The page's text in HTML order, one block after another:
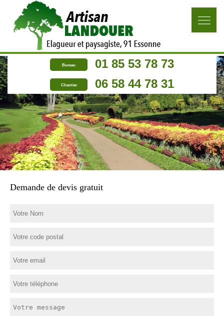
Bureau 01 85 53 78 73
Chantier 06 58 44 78 31
Demande de devis gratuit